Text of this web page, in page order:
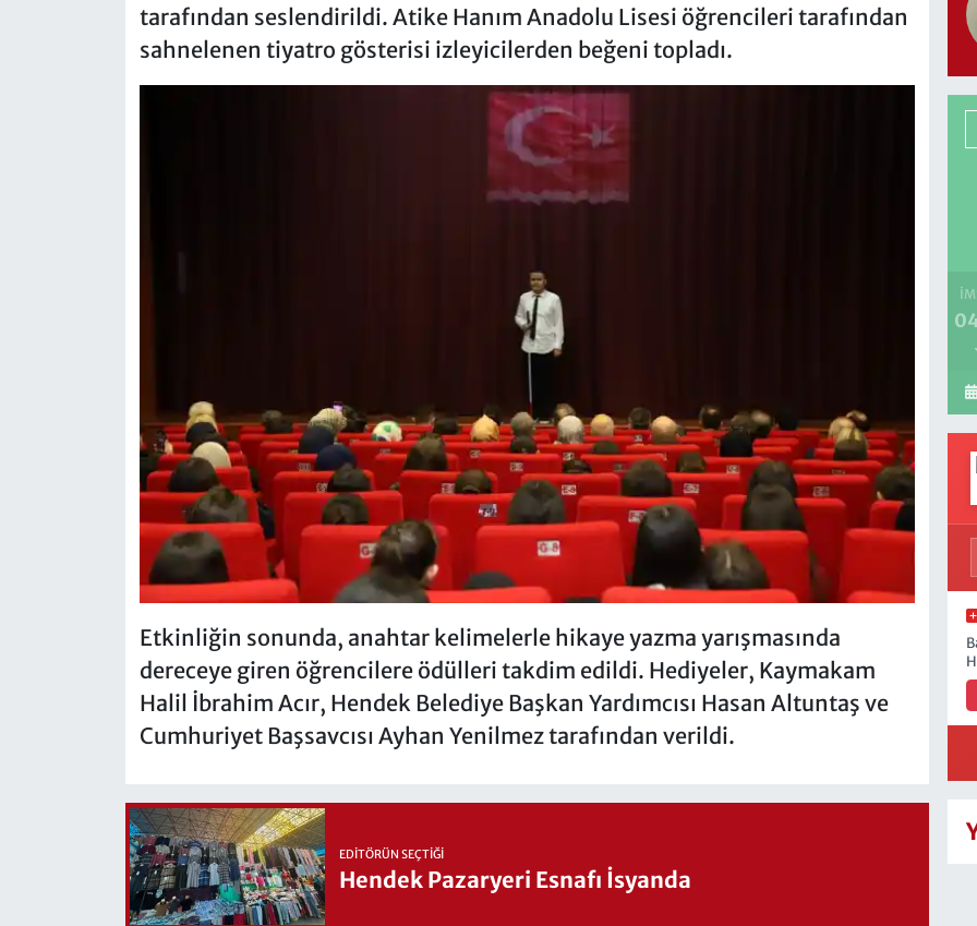
tarafından seslendirildi. Atike Hanım Anadolu Lisesi öğrencileri tarafından
sahnelenen tiyatro gösterisi izleyicilerden beğeni topladı.
Etkinliğin sonunda, anahtar kelimelerle hikaye yazma yarışmasında
dereceye giren öğrencilere ödülleri takdim edildi. Hediyeler, Kaymakam
Halil İbrahim Acır, Hendek Belediye Başkan Yardımcısı Hasan Altuntaş ve
Cumhuriyet Başsavcısı Ayhan Yenilmez tarafından verildi.
EDITÖRÜN SEÇTIĞI
Hendek Pazaryeri Esnafı İsyanda